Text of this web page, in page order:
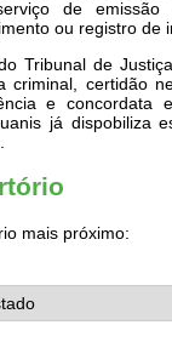
de
ou registro de
Tribunal de
criminal, certidão
e concordata
já dispobiliza
mais próximo: